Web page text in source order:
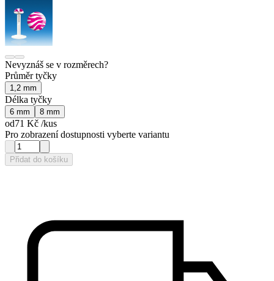
Nevyznáš se v rozměrech?
Průměr tyčky
1,2 mm
Délka tyčky
6 mm 8 mm
od71 Kč /kus
Pro zobrazení dostupnosti vyberte variantu
Přidat do košíku